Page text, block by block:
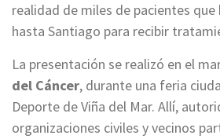
realidad de miles de pacientes que
hasta Santiago para recibir
La presentación se realizó en el
del Cáncer, durante una feria
Deporte de Viña del Mar. Allí,
organizaciones civiles y vecinos